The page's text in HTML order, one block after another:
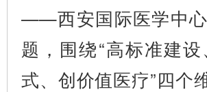
——西安国际医学中
题，围绕“高标准建
式、创价值医疗”四个